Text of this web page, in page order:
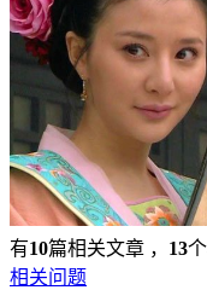
有10篇相关文章 ， 13
相关问题